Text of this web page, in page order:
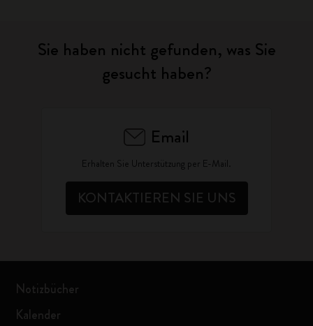
Sie haben nicht gefunden, was Sie
gesucht haben?
Email
Erhalten Sie Unterstützung per E-Mail.
KONTAKTIEREN SIE UNS
Notizbücher
Kalender